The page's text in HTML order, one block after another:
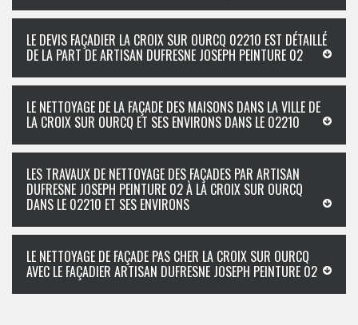
LE DEVIS FAÇADIER LA CROIX SUR OURCQ 02210 EST DÉTAILLÉ
DE LA PART DE ARTISAN DUFRESNE JOSEPH PEINTURE 02
LE NETTOYAGE DE LA FAÇADE DES MAISONS DANS LA VILLE DE
LA CROIX SUR OURCQ ET SES ENVIRONS DANS LE 02210
LES TRAVAUX DE NETTOYAGE DES FAÇADES PAR ARTISAN
DUFRESNE JOSEPH PEINTURE 02 À LA CROIX SUR OURCQ
DANS LE 02210 ET SES ENVIRONS
LE NETTOYAGE DE FAÇADE PAS CHER LA CROIX SUR OURCQ
AVEC LE FAÇADIER ARTISAN DUFRESNE JOSEPH PEINTURE 02